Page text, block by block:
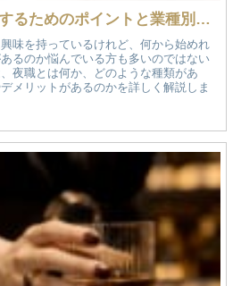
夜職デビュー！成功するためのポイントと業種別比較
味を持っているけれど、何から始めれ
るのか悩んでいる方も多いのではない
夜職とは何か、どのような種類があ
メリットがあるのかを詳しく解説しま